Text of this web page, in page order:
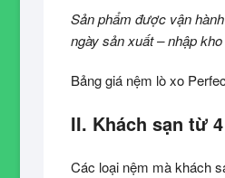
Sản phẩm được vận
ngày sản xuất – nhập
Bảng giá nệm lò xo
II. Khách sạn từ
Các loại nệm mà khách